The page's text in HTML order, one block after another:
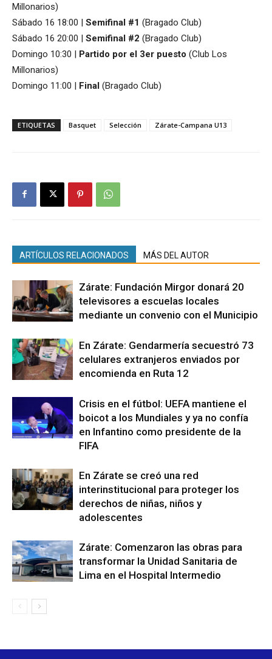
Millonarios)
Sábado 16 18:00 | Semifinal #1 (Bragado Club)
Sábado 16 20:00 | Semifinal #2 (Bragado Club)
Domingo 10:30 | Partido por el 3er puesto (Club Los
Millonarios)
Domingo 11:00 | Final (Bragado Club)
ETIQUETAS Basquet Selección Zárate-Campana U13
ARTÍCULOS RELACIONADOS MÁS DEL AUTOR
Zárate: Fundación Mirgor donará 20
televisores a escuelas locales
mediante un convenio con el Municipio
En Zárate: Gendarmería secuestró 73
celulares extranjeros enviados por
encomienda en Ruta 12
Crisis en el fútbol: UEFA mantiene el
boicot a los Mundiales y ya no confía
en Infantino como presidente de la
FIFA
En Zárate se creó una red
interinstitucional para proteger los
derechos de niñas, niños y
adolescentes
Zárate: Comenzaron las obras para
transformar la Unidad Sanitaria de
Lima en el Hospital Intermedio